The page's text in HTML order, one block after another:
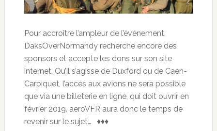
Pour accroître l’ampleur de l’événement,
DaksOverNormandy recherche encore des
sponsors et accepte les dons sur son site
internet. Qu’il s’agisse de Duxford ou de Caen-
Carpiquet, l’accès aux avions ne sera possible
que via une billeterie en ligne, qui doit ouvrir en
février 2019. aeroVFR aura donc le temps de
revenir sur le sujet… ♦♦♦